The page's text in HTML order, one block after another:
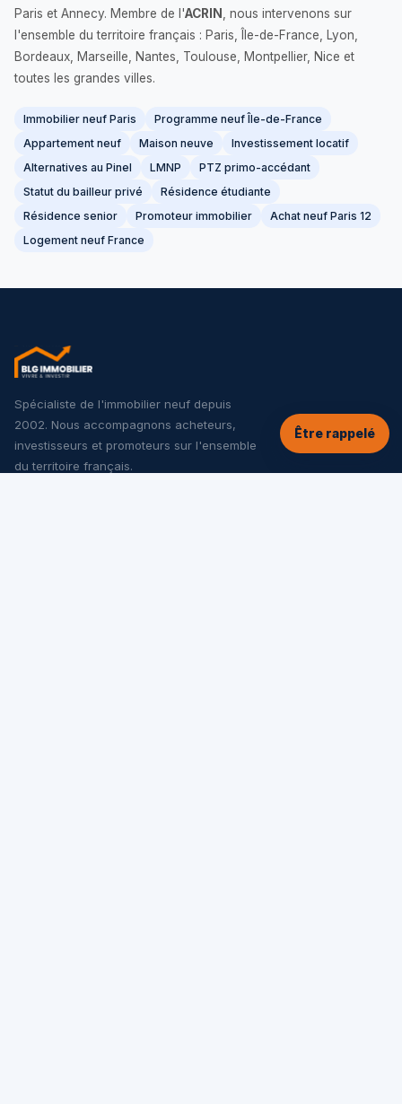
Paris et Annecy. Membre de l'ACRIN
, nous intervenons sur
l'ensemble du territoire français : Paris, Île-de-France, Lyon,
Bordeaux, Marseille, Nantes, Toulouse, Montpellier, Nice et
toutes les grandes villes.
Immobilier neuf Paris
Programme neuf Île-de-France
Appartement neuf
Maison neuve
Investissement locatif
Alternatives au Pinel
LMNP
PTZ primo-accédant
Statut du bailleur privé
Résidence étudiante
Résidence senior
Promoteur immobilier
Achat neuf Paris 12
Logement neuf France
Spécialiste de l'immobilier neuf depuis
2002. Nous accompagnons acheteurs,
investisseurs et promoteurs sur l'ensemble
du territoire français.
Être rappelé